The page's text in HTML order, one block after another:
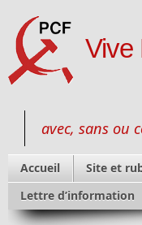
Vive
avec, sans ou
Accueil Site et
Lettre d’information